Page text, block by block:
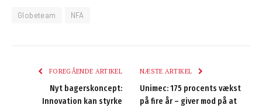
Globeteam NFA
FOREGÅENDE ARTIKEL
Nyt bagerskoncept:
Innovation kan styrke
NÆSTE ARTIKEL
Unimec: 175 procents vækst
på fire år – giver mod på at